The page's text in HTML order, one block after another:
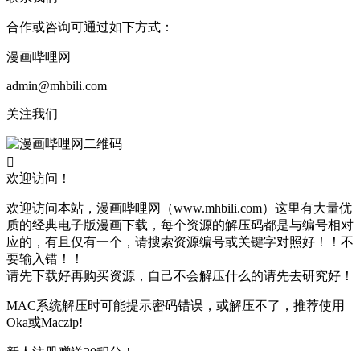
合作或咨询可通过如下方式：
漫画哔哩网
admin@mhbili.com
关注我们

欢迎访问！
欢迎访问本站，漫画哔哩网（www.mhbili.com）这里有大量优
质的经典电子版漫画下载，每个资源的解压码都是与编号相对
应的，有且仅有一个，请搜索资源编号或关键字对照好！！不
要输入错！！
请先下载好再购买资源，自己不会解压什么的请先去研究好！
MAC系统解压时可能提示密码错误，或解压不了，推荐使用
Oka或Maczip!